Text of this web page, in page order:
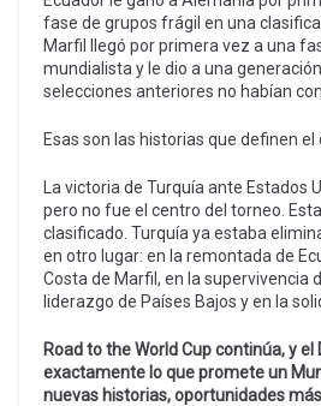
fase de grupos frágil en una
Marfil llegó por primera vez a una
mundialista y le dio a una
selecciones anteriores no habían
Esas son las historias que definen el
La victoria de Turquía ante Estados
pero no fue el centro del torneo.
clasificado. Turquía ya estaba
en otro lugar: en la remontada de
Costa de Marfil, en la supervivencia
liderazgo de Países Bajos y en la
Road to the World Cup continúa, y el
exactamente lo que promete un
nuevas historias, oportunidades